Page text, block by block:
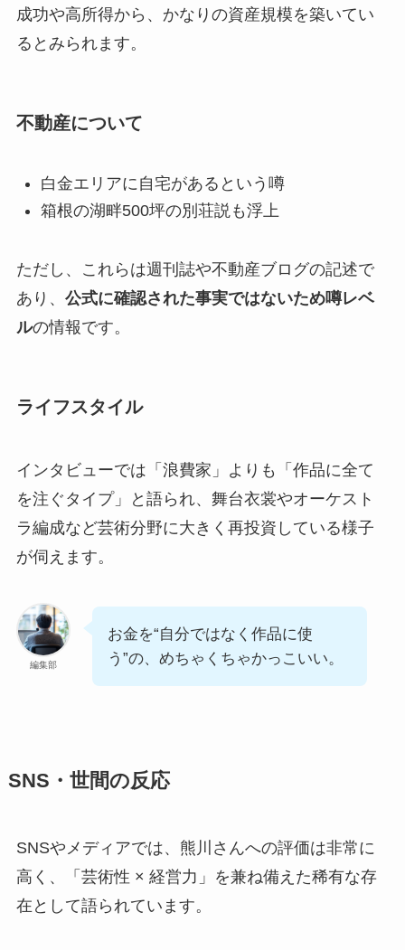
成功や高所得から、かなりの資産規模を築いてい
るとみられます。
不動産について
白金エリアに自宅があるという噂
箱根の湖畔500坪の別荘説も浮上
ただし、これらは週刊誌や不動産ブログの記述で
あり、 公式に確認された事実ではないため噂レベ
ルの情報です。
ライフスタイル
インタビューでは「浪費家」よりも「作品に全て
を注ぐタイプ」と語られ、舞台衣裳やオーケスト
ラ編成など芸術分野に大きく再投資している様子
が伺えます。
編集部
お金を“自分ではなく作品に使
う”の、めちゃくちゃかっこいい。
SNS・世間の反応
SNSやメディアでは、熊川さんへの評価は非常に
高く、「芸術性 × 経営力」を兼ね備えた稀有な存
在として語られています。